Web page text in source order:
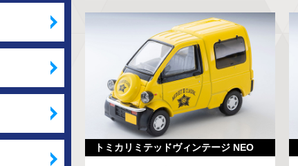
トミカリミテッドヴィンテージ NEO